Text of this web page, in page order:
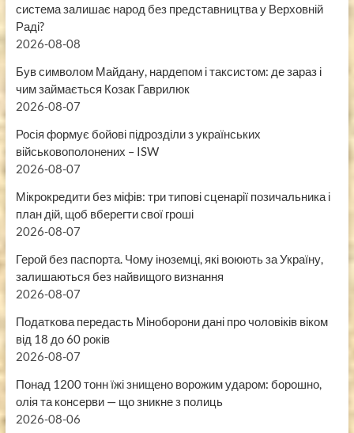
система залишає народ без представництва у Верховній
Раді?
2026-08-08
Був символом Майдану, нардепом і таксистом: де зараз і
чим займається Козак Гаврилюк
2026-08-07
Росія формує бойові підрозділи з українських
військовополонених – ISW
2026-08-07
Мікрокредити без міфів: три типові сценарії позичальника і
план дій, щоб вберегти свої гроші
2026-08-07
Герой без паспорта. Чому іноземці, які воюють за Україну,
залишаються без найвищого визнання
2026-08-07
Податкова передасть Міноборони дані про чоловіків віком
від 18 до 60 років
2026-08-07
Понад 1200 тонн їжі знищено ворожим ударом: борошно,
олія та консерви — що зникне з полиць
2026-08-06